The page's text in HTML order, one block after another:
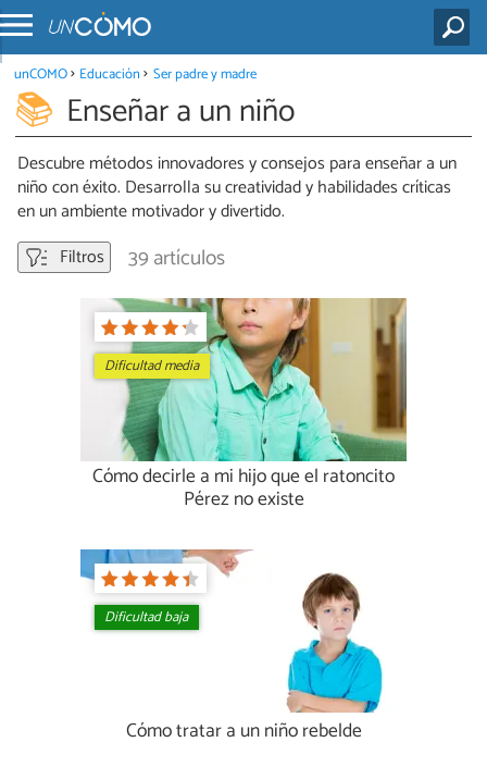
unCOMO Educación Ser padre y madre
Enseñar a un niño
Descubre métodos innovadores y consejos para enseñar a un
niño con éxito. Desarrolla su creatividad y habilidades críticas
en un ambiente motivador y divertido.
Filtros
39 artículos
Dificultad media
Cómo decirle a mi hijo que el ratoncito
Pérez no existe
Dificultad baja
Cómo tratar a un niño rebelde